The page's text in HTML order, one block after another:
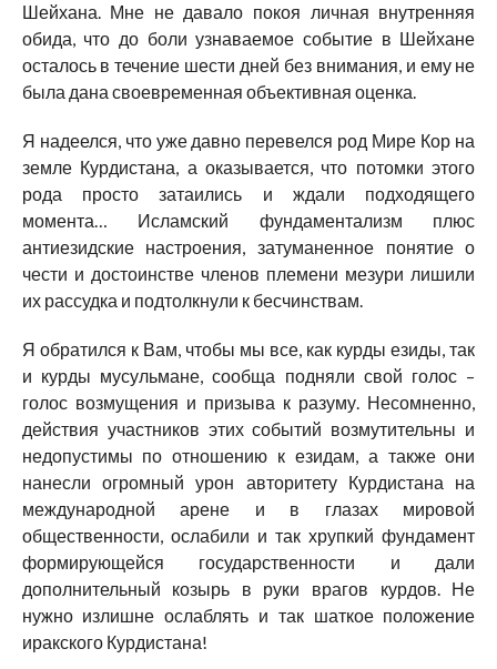
Шейхана. Мне не давало покоя личная внутренняя
обида, что до боли узнаваемое событие в Шейхане
осталось в течение шести дней без внимания, и ему не
была дана своевременная объективная оценка.
Я надеелся, что уже давно перевелся род Мире Кор на
земле Курдистана, а оказывается, что потомки этого
рода просто затаились и ждали подходящего
момента… Исламский фундаментализм плюс
антиезидские настроения, затуманенное понятие о
чести и достоинстве членов племени мезури лишили
их рассудка и подтолкнули к бесчинствам.
Я обратился к Вам, чтобы мы все, как курды езиды, так
и курды мусульмане, сообща подняли свой голос –
голос возмущения и призыва к разуму. Несомненно,
действия участников этих событий возмутительны и
недопустимы по отношению к езидам, а также они
нанесли огромный урон авторитету Курдистана на
международной арене и в глазах мировой
общественности, ослабили и так хрупкий фундамент
формирующейся государственности и дали
дополнительный козырь в руки врагов курдов. Не
нужно излишне ослаблять и так шаткое положение
иракского Курдистана!